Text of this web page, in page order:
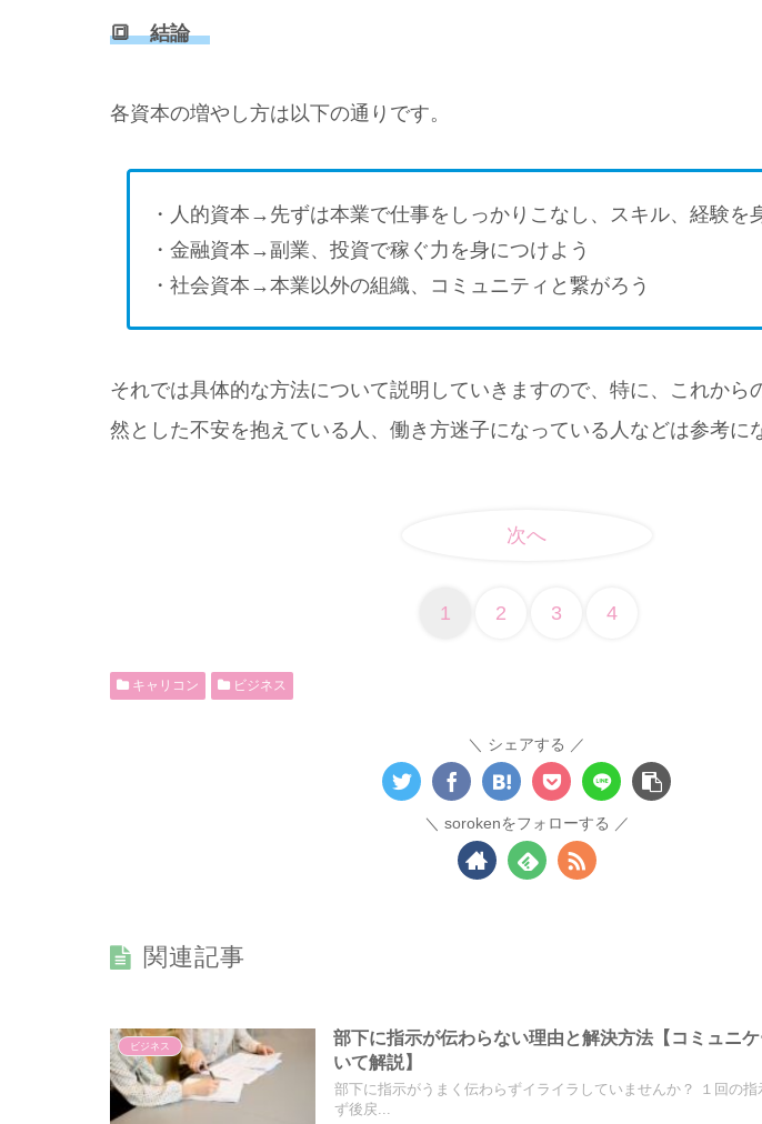
🔳 結論
各資本の増やし方は以下の通りです。
・人的資本→先ずは本業で仕事をしっかりこなし、スキル、経験を
・金融資本→副業、投資で稼ぐ力を身につけよう
・社会資本→本業以外の組織、コミュニティと繋がろう
それでは具体的な方法について説明していきますので、特に、これから
然とした不安を抱えている人、働き方迷子になっている人などは参考に
次へ
1 2 3 4
キャリコン ビジネス
シェアする
sorokenをフォローする
関連記事
ビジネス
部下に指示が伝わらない理由と解決方法【コミュニ
いて解説】
部下に指示がうまく伝わらずイライラしていませんか？ １回の
ず後戻...